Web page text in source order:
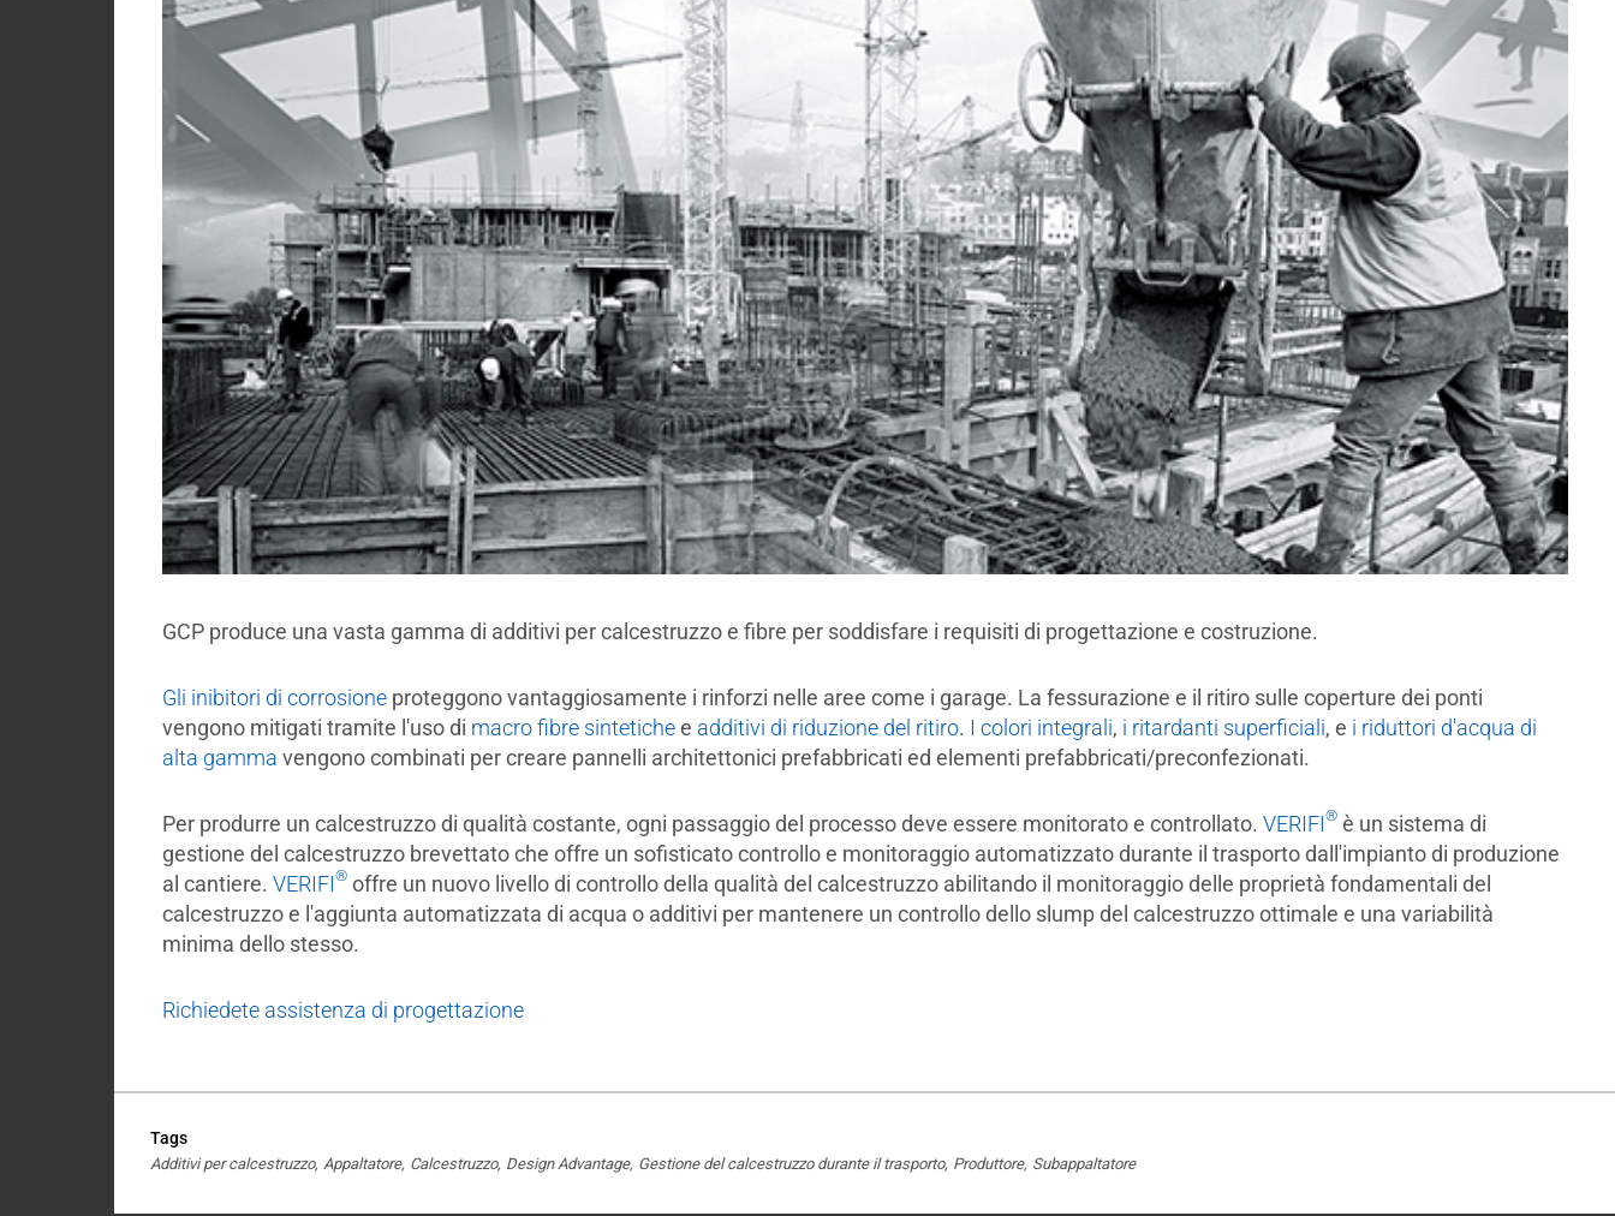
Contact
GCP produce una vasta gamma di additivi per calcestruzzo e fibre per soddisfare i requisiti di progettazione e costruzione.
Gli inibitori di corrosioneproteggono vantaggiosamente i rinforzi nelle aree come​ i garage. La fessurazione e il ritiro sulle coperture dei ponti
vengono mitigati tramite l'uso di macro fibre sintetichee additivi di riduzione del ritiro. I colori integrali, i ritardanti superficiali, e i riduttori d'acqua di
alta gamma vengono combinati per creare pannelli architettonici prefabbricati ed elementi prefabbricati/preconfezionati.
Per produrre un calcestruzzo di qualità costante, ogni passaggio del processo deve essere monitorato e controllato. VERIFI®è un sistema di
gestione del calcestruzzo brevettato che offre un sofisticato controllo e monitoraggio automatizzato durante il trasporto dall'impianto di produzione
al cantiere. VERIFI®offre un nuovo livello di controllo della qualità del calcestruzzo abilitando il monitoraggio delle proprietà fondamentali del
calcestruzzo e l'aggiunta automatizzata di acqua o additivi per mantenere un controllo dello slump del calcestruzzo ottimale e una variabilità
minima dello stesso.
Richiedete assistenza di progettazione
Tags
Additivi per calcestruzzo Appaltatore Calcestruzzo Design Advantage Gestione del calcestruzzo durante il trasporto Produttore Subappaltatore